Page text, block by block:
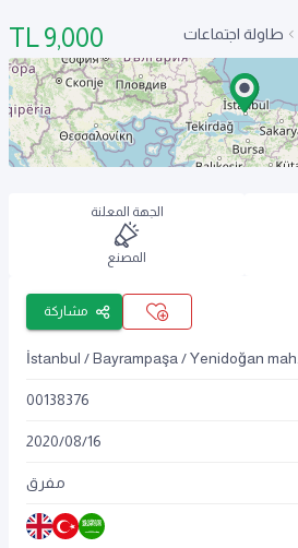
طاولة اجتماعات 9,000
TL
الجهة المعلنة
المصنع
مشاركة
İstanbul / Bayrampaşa / Yenidoğan mah.
00138376
2020/08/16
مفرق